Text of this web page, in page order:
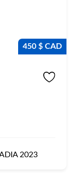
450 $ CAD
2023